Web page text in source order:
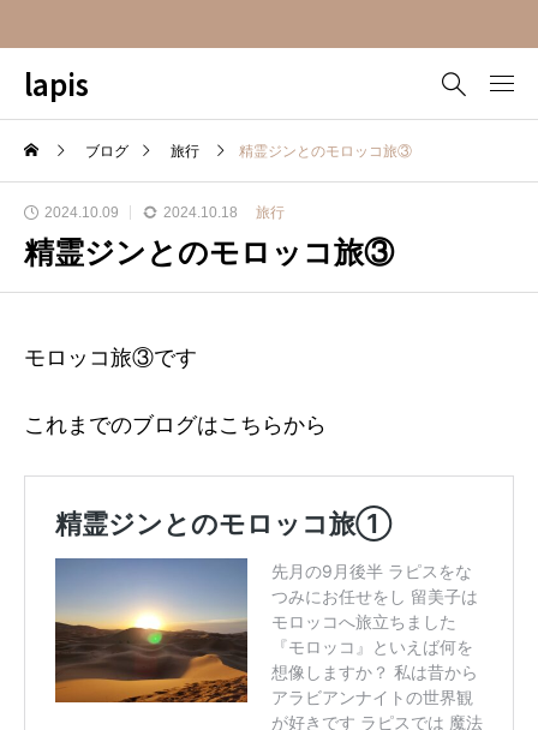
lapis
ブログ 旅行 精霊ジンとのモロッコ旅③
2024.10.09 2024.10.18 旅行
精霊ジンとのモロッコ旅③
モロッコ旅③です
これまでのブログはこちらから